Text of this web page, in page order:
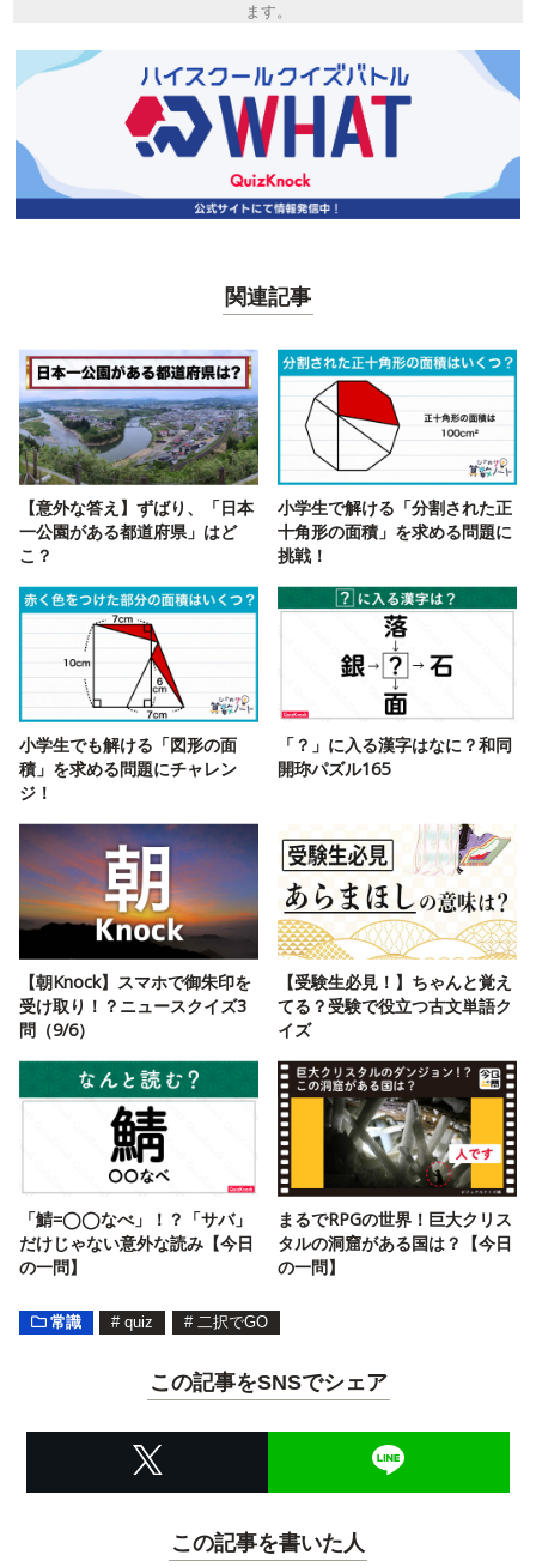
ます。
関連記事
【意外な答え】ずばり、「日本
一公園がある都道府県」はど
こ？
小学生で解ける「分割された正
十角形の面積」を求める問題に
挑戦！
小学生でも解ける「図形の面
積」を求める問題にチャレン
ジ！
「？」に入る漢字はなに？和同
開珎パズル165
【朝Knock】スマホで御朱印を
受け取り！？ニュースクイズ3
問（9/6）
【受験生必見！】ちゃんと覚え
てる？受験で役立つ古文単語ク
イズ
「鯖=◯◯なべ」！？「サバ」
だけじゃない意外な読み【今日
の一問】
まるでRPGの世界！巨大クリス
タルの洞窟がある国は？【今日
の一問】
常識 # quiz # 二択でGO
この記事をSNSでシェア
この記事を書いた人